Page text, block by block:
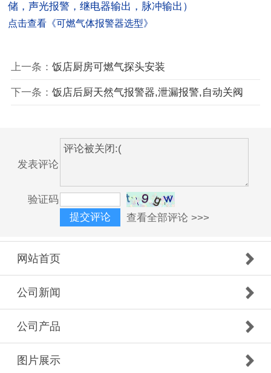
储，声光报警，继电器输出，脉冲输出）
点击查看《可燃气体报警器选型》
上一条： 饭店厨房可燃气探头安装
下一条： 饭店后厨天然气报警器,泄漏报警,自动关阀
发表评论
验证码
查看全部评论 >>>
网站首页
公司新闻
公司产品
图片展示